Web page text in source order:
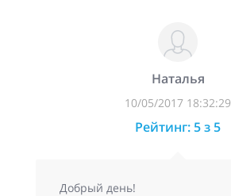
Наталья
10/05/2017 18:32:29
Рейтинг: 5 з 5
Добрый день!